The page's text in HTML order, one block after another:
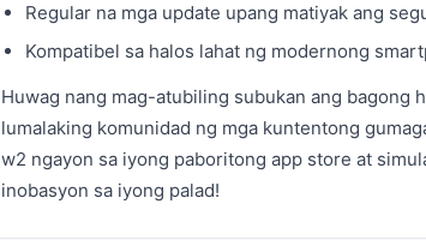
Regular na mga update upang matiyak ang
Kompatibel sa halos lahat ng modernong
Huwag nang mag-atubiling subukan ang bagong
lumalaking komunidad ng mga kuntentong
w2 ngayon sa iyong paboritong app store at
inobasyon sa iyong palad!